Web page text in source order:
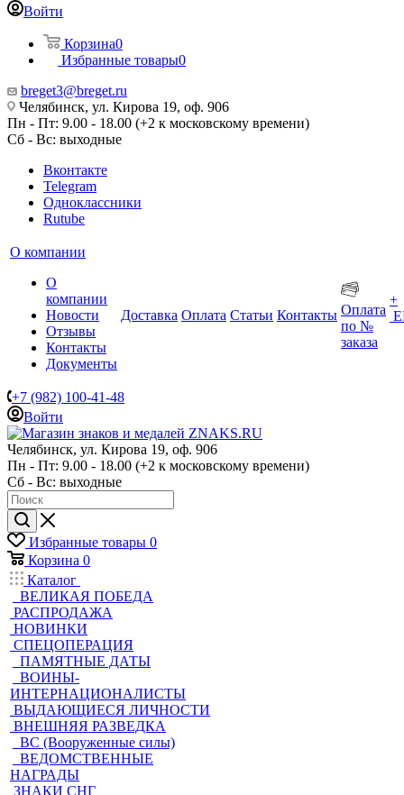
Войти
Корзина0
Избранные товары0
breget3@breget.ru
Челябинск, ул. Кирова 19, оф. 906
Пн - Пт: 9.00 - 18.00 (+2 к московскому времени)
Сб - Вс: выходные
Вконтакте
Telegram
Одноклассники
Rutube
О компании
О
компании
Новости
Отзывы
Контакты
Документы
Доставка Оплата Статьи Контакты Оплата
по №
заказа
+
+7 (982) 100-41-48
Войти
Челябинск, ул. Кирова 19, оф. 906
Пн - Пт: 9.00 - 18.00 (+2 к московскому времени)
Сб - Вс: выходные
Избранные товары 0
Корзина 0
Каталог
ВЕЛИКАЯ ПОБЕДА
РАСПРОДАЖА
НОВИНКИ
СПЕЦОПЕРАЦИЯ
ПАМЯТНЫЕ ДАТЫ
ВОИНЫ-
ИНТЕРНАЦИОНАЛИСТЫ
ВЫДАЮЩИЕСЯ ЛИЧНОСТИ
ВНЕШНЯЯ РАЗВЕДКА
ВС (Вооруженные силы)
ВЕДОМСТВЕННЫЕ
НАГРАДЫ
ЗНАКИ СНГ